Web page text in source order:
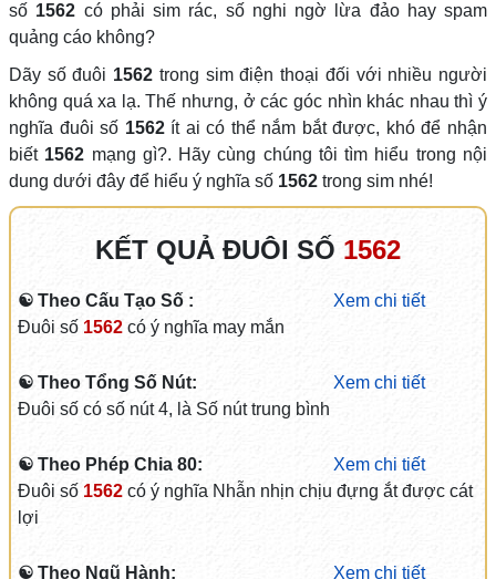
số 1562 có phải sim rác, số nghi ngờ lừa đảo hay spam
quảng cáo không?
Dãy số đuôi 1562 trong sim điện thoại đối với nhiều người
không quá xa lạ. Thế nhưng, ở các góc nhìn khác nhau thì ý
nghĩa đuôi số 1562ít ai có thể nắm bắt được, khó để nhận
biết 1562 mạng gì?. Hãy cùng chúng tôi tìm hiểu trong nội
dung dưới đây để hiểu ý nghĩa số 1562 trong sim nhé!
KẾT QUẢ ĐUÔI SỐ 1562
☯ Theo Cấu Tạo Số :
Xem chi tiết
Đuôi số 1562có ý nghĩa may mắn
☯ Theo Tổng Số Nút:
Xem chi tiết
Đuôi số có số nút 4, là Số nút trung bình
☯ Theo Phép Chia 80:
Xem chi tiết
Đuôi số 1562có ý nghĩa Nhẫn nhịn chịu đựng ắt được cát
lợi
☯ Theo Ngũ Hành:
Xem chi tiết